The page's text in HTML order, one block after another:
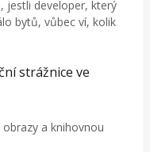
jestli developer, který
bytů, vůbec ví, kolik
strážnice ve
a knihovnou